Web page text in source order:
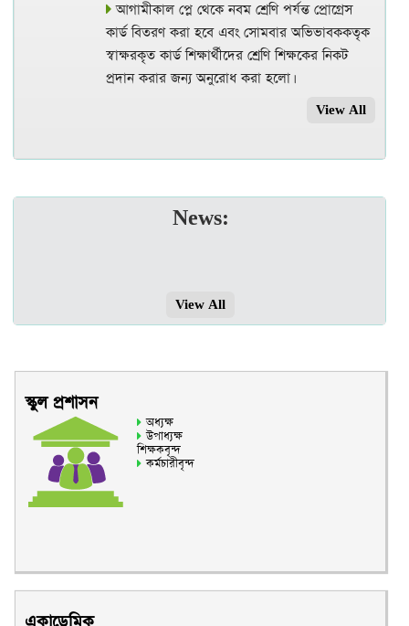
আগামীকাল প্লে থেকে নবম শ্রেণি পর্যন্ত প্রোগ্রেস
কার্ড বিতরণ করা হবে এবং সোমবার অভিভাবককতৃক
স্বাক্ষরকৃত কার্ড শিক্ষার্থীদের শ্রেণি শিক্ষকের নিকট
প্রদান করার জন্য অনুরোধ করা হলো।
View All
News:
View All
স্কুল প্রশাসন
অধ্যক্ষ
উপাধ্যক্ষ
শিক্ষকবৃন্দ
কর্মচারীবৃন্দ